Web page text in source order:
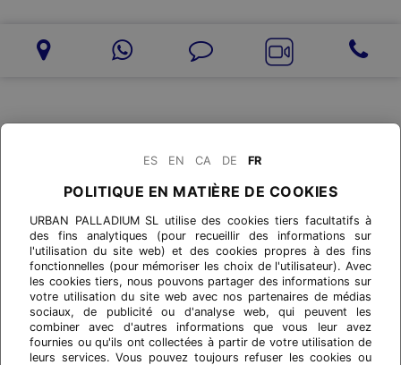
ES EN CA DE FR
POLITIQUE EN MATIÈRE DE COOKIES
URBAN PALLADIUM SL utilise des cookies tiers facultatifs à
des fins analytiques (pour recueillir des informations sur
l'utilisation du site web) et des cookies propres à des fins
fonctionnelles (pour mémoriser les choix de l'utilisateur). Avec
les cookies tiers, nous pouvons partager des informations sur
votre utilisation du site web avec nos partenaires de médias
sociaux, de publicité ou d'analyse web, qui peuvent les
combiner avec d'autres informations que vous leur avez
fournies ou qu'ils ont collectées à partir de votre utilisation de
leurs services. Vous pouvez toujours refuser les cookies ou